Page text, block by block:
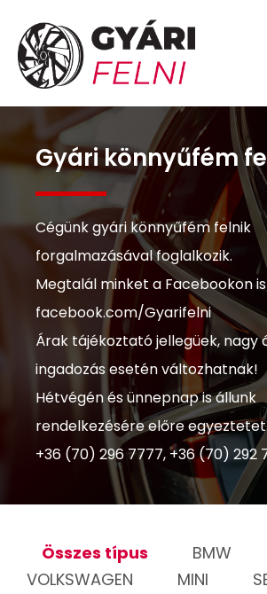
Gyári könnyűfém
Cégünk gyári könnyűfém felnik
forgalmazásával foglalkozik.
Megtalál minket a Facebookon
facebook.com/Gyarifelni
Árak tájékoztató jellegüek, nagy
ingadozás esetén változhatnak!
Hétvégén és ünnepnap is állunk
rendelkezésére előre
+36 (70) 296 7777, +36 (70) 292
Összes típus BMW
VOLKSWAGEN
MINI